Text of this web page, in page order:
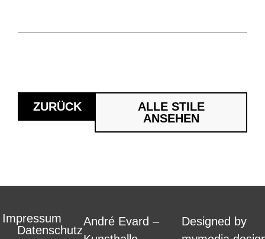
ZURÜCK
ALLE STILE
ANSEHEN
André Evard –
Designed by
Impressum
Datenschutz